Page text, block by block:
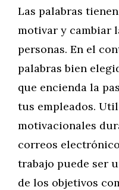
Las palabras
motivar y cambiar
personas. En el
palabras bien
que encienda la
tus empleados.
motivacionales
correos
trabajo puede ser
de los objetivos